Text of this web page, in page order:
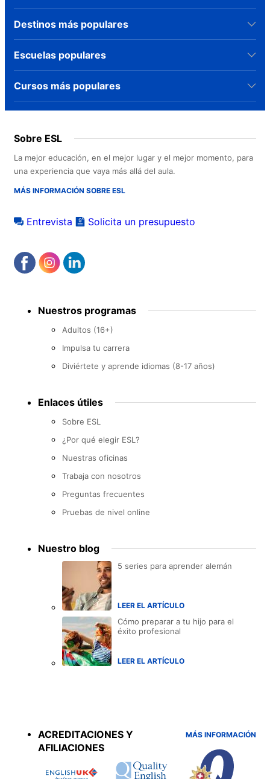
Destinos más populares
Escuelas populares
Cursos más populares
Sobre ESL
La mejor educación, en el mejor lugar y el mejor momento, para
una experiencia que vaya más allá del aula.
MÁS INFORMACIÓN SOBRE ESL
Entrevista Solicita un presupuesto
menu Nuestros programas
Adultos (16+)
Impulsa tu carrera
Diviértete y aprende idiomas (8-17 años)
Enlaces útiles
Sobre ESL
¿Por qué elegir ESL?
Nuestras oficinas
Trabaja con nosotros
Preguntas frecuentes
Pruebas de nivel online
Nuestro blog
5 series para aprender alemán
LEER EL ARTÍCULO
Cómo preparar a tu hijo para el
éxito profesional
LEER EL ARTÍCULO
ACREDITACIONES Y
AFILIACIONES
MÁS INFORMACIÓN